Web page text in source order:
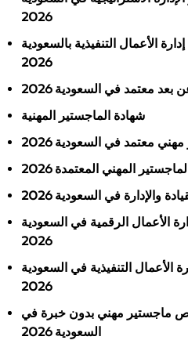
2026
الأعمال التنفيذية بالسعودية
2026
معتمد في السعودية 2026
شهادة الماجستير المهنية
معتمد في السعودية 2026
المهني المعتمدة 2026
والإدارة في السعودية 2026
الأعمال الرقمية في السعودية
2026
الأعمال التنفيذية في السعودية
2026
ماجستير مهني بدون خبرة في
السعودية 2026